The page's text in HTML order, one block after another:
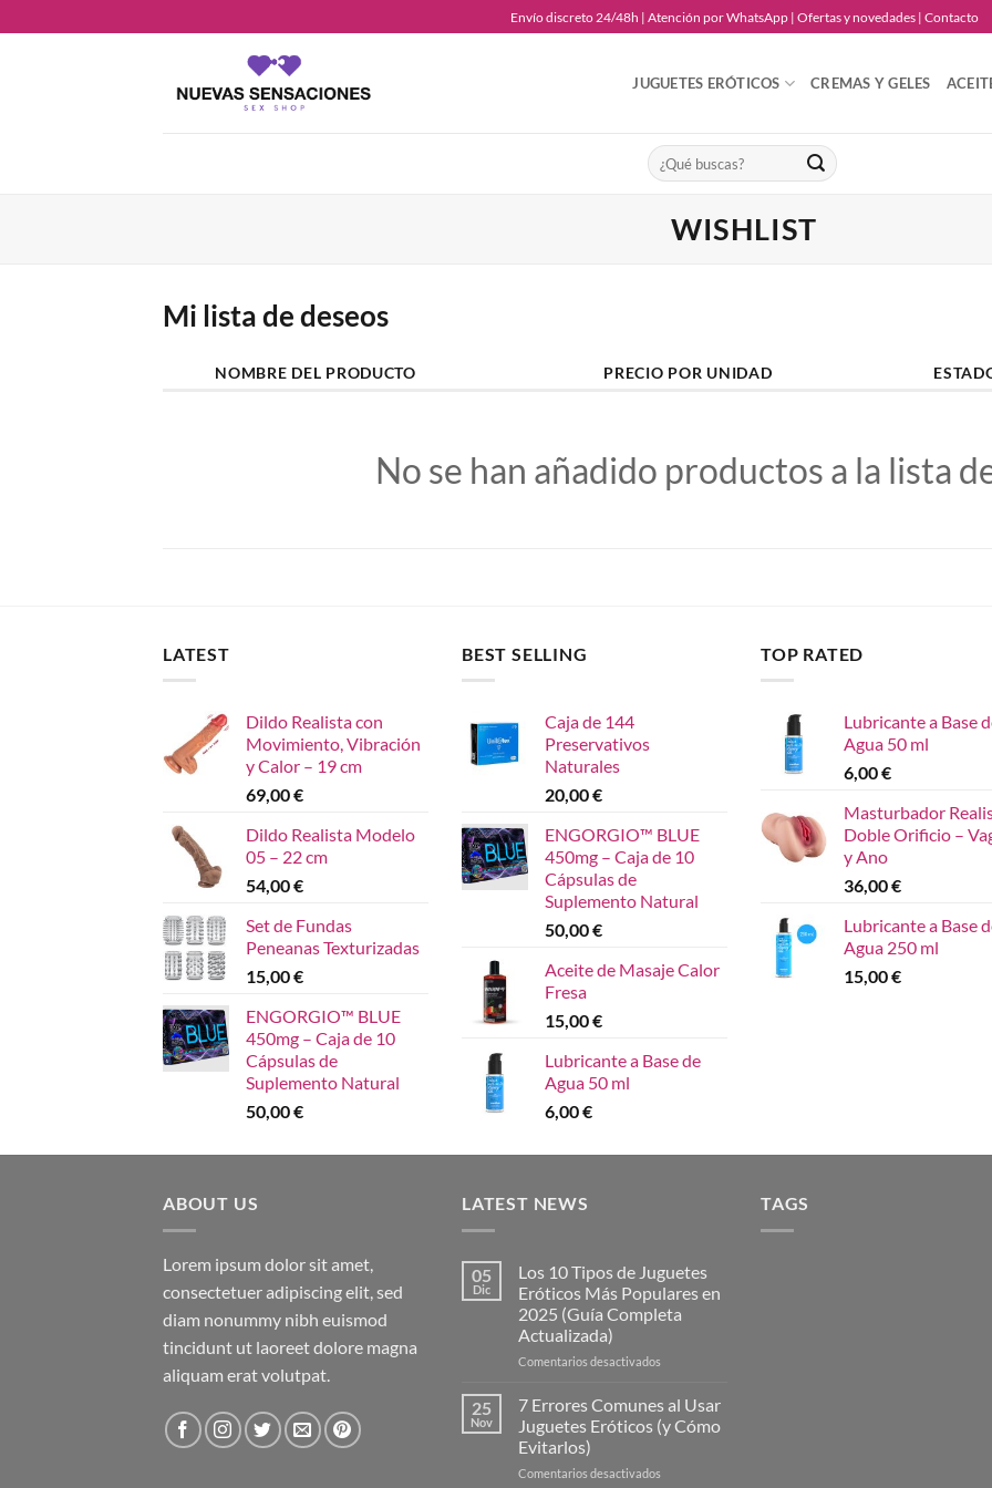
al
Envío discreto 24/48h | Atención por WhatsApp | Ofertas y novedades | Contacto
JUGUETES ERÓTICOS CREMAS Y GELES
Buscar
por:
WISHLIST
Mi lista de deseos
NOMBRE DEL PRODUCTO PRECIO POR UNIDAD
No se han añadido productos a la lista
LATEST
Dildo Realista con
Movimiento, Vibración
y Calor – 19 cm
69,00€
Dildo Realista Modelo
05 – 22 cm
54,00€
Set de Fundas
Peneanas Texturizadas
15,00€
ENGORGIO™ BLUE
450mg – Caja de 10
Cápsulas de
Suplemento Natural
50,00€
BEST SELLING
Caja de 144
Preservativos
Naturales
20,00€
ENGORGIO™ BLUE
450mg – Caja de 10
Cápsulas de
Suplemento Natural
50,00€
Aceite de Masaje Calor
Fresa
15,00€
Lubricante a Base de
Agua 50 ml
6,00€
TOP RATED
Lubricante a Base
Agua 50 ml
6,00€
Masturbador
Doble Orificio –
y Ano
36,00€
Lubricante a Base
Agua 250 ml
15,00€
ABOUT US
Lorem ipsum dolor sit amet,
consectetuer adipiscing elit, sed
diam nonummy nibh euismod
tincidunt ut laoreet dolore magna
aliquam erat volutpat.
LATEST NEWS
05
Dic
Los 10 Tipos de Juguetes
Eróticos Más Populares en
2025 (Guía Completa
Actualizada)
Comentarios desactivados
Tipos
de
25
Nov
7 Errores Comunes al Usar
Juguetes Eróticos (y Cómo
Evitarlos)
Comentarios desactivados
TAGS